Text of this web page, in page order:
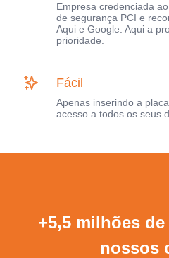
Empresa credenciada
de segurança PCI e
Aqui e Google. Aqui a
prioridade.
Fácil
Apenas inserindo a
acesso a todos os seus
+5,5 milhões
nossos